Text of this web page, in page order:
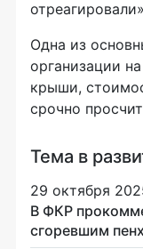
Одна из
организации
крыши,
срочно
Тема в
29 октября
В ФКР
сгоревшим